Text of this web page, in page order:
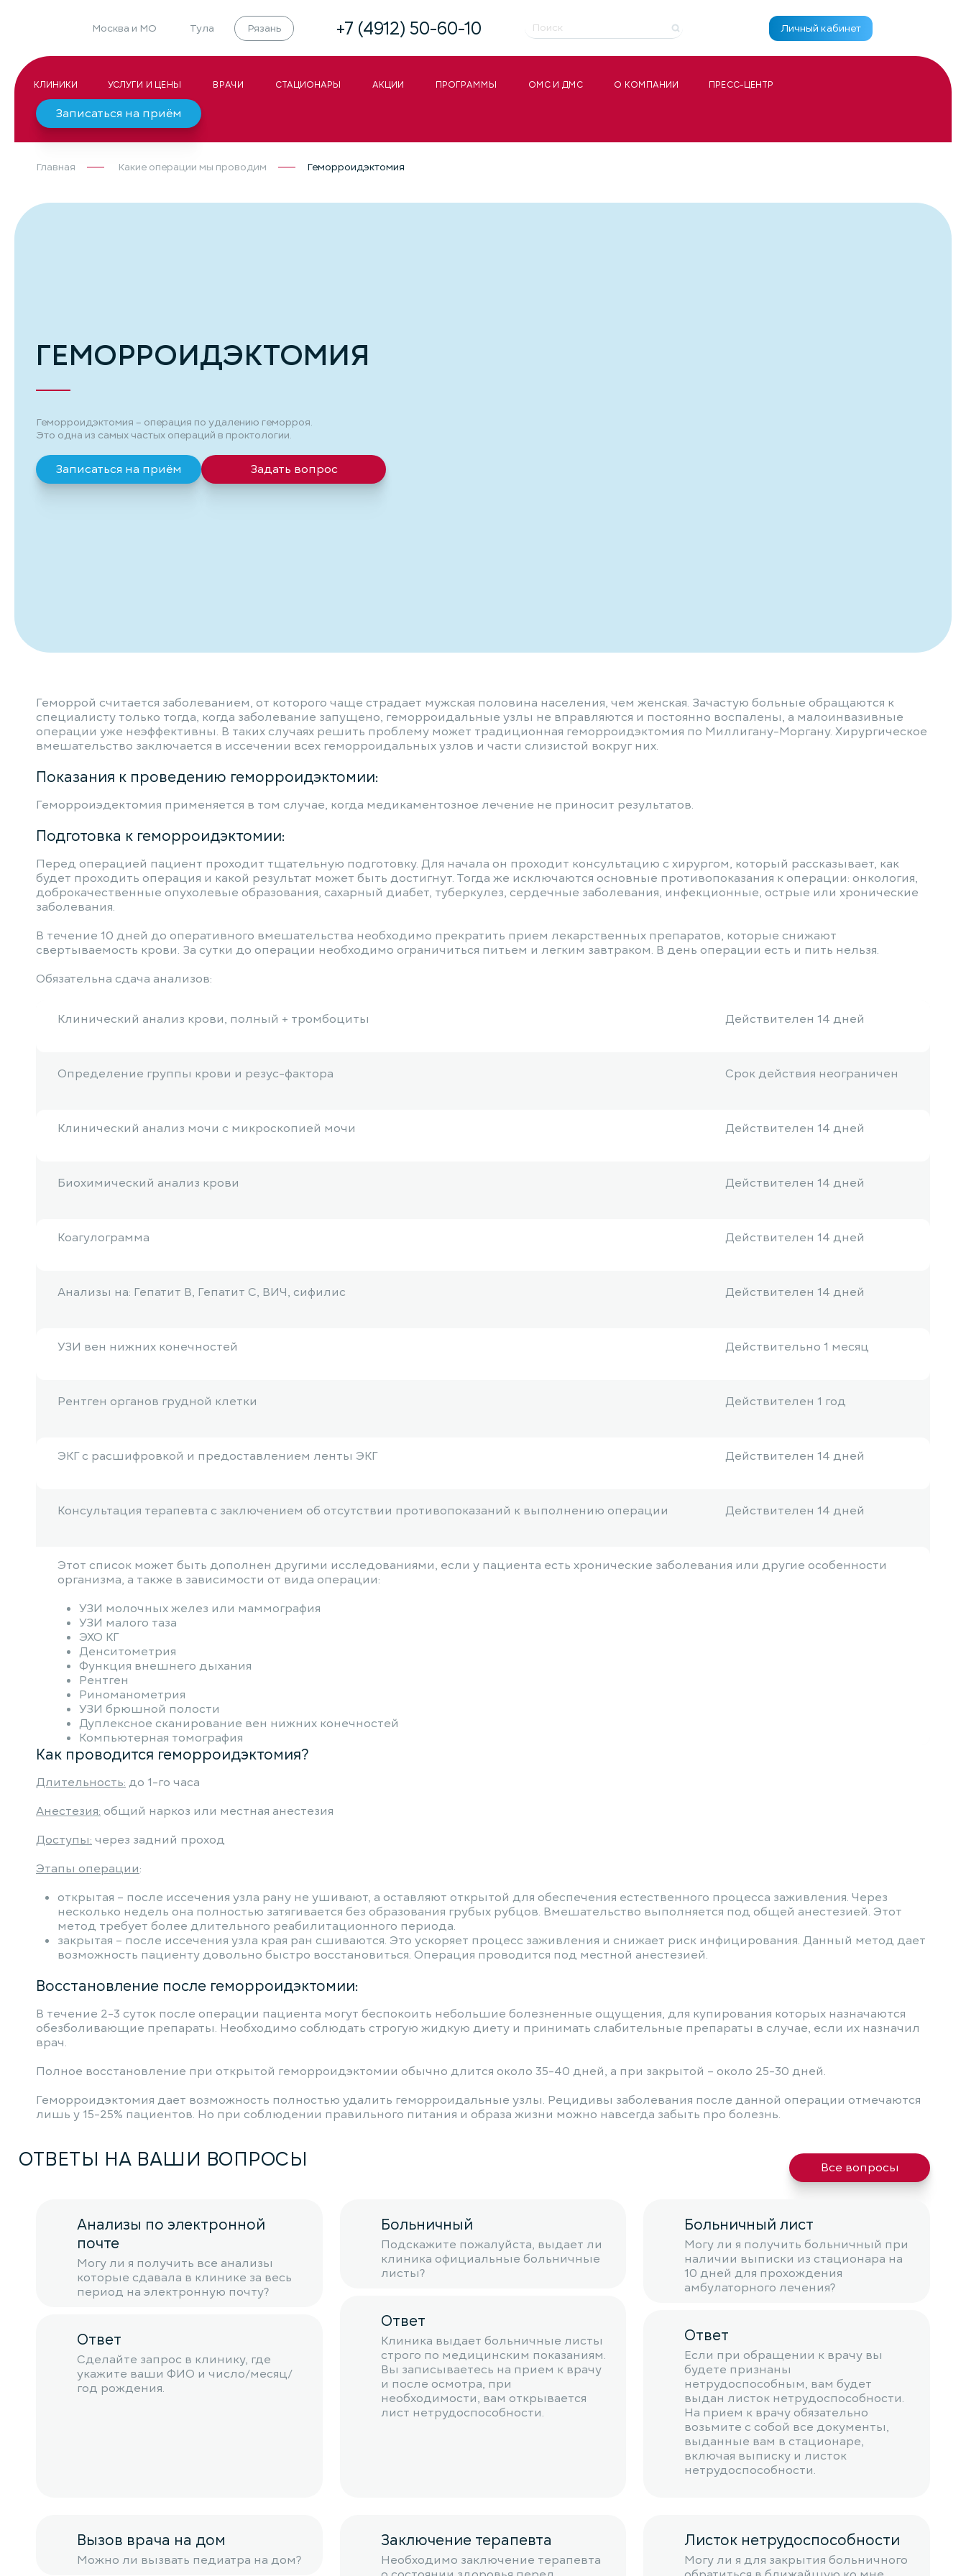
Москва и МО Тула Рязань +7 (4912) 50-60-10 Личный кабинет
КЛИНИКИ УСЛУГИ И ЦЕНЫ ВРАЧИ СТАЦИОНАРЫ АКЦИИ ПРОГРАММЫ ОМС И ДМС О КОМПАНИИ ПРЕСС-ЦЕНТР
Записаться на приём
Главная Какие операции мы проводим Геморроидэктомия
ГЕМОРРОИДЭКТОМИЯ
Геморроидэктомия – операция по удалению геморроя.
Это одна из самых частых операций в проктологии.
Записаться на приём Задать вопрос
Геморрой считается заболеванием, от которого чаще страдает мужская половина населения, чем женская. Зачастую больные обращаются к
специалисту только тогда, когда заболевание запущено, геморроидальные узлы не вправляются и постоянно воспалены, а малоинвазивные
операции уже неэффективны. В таких случаях решить проблему может традиционная геморроидэктомия по Миллигану-Моргану. Хирургическое
вмешательство заключается в иссечении всех геморроидальных узлов и части слизистой вокруг них.
Показания к проведению геморроидэктомии:
Геморроиэдектомия применяется в том случае, когда медикаментозное лечение не приносит результатов.
Подготовка к геморроидэктомии:
Перед операцией пациент проходит тщательную подготовку. Для начала он проходит консультацию с хирургом, который рассказывает, как
будет проходить операция и какой результат может быть достигнут. Тогда же исключаются основные противопоказания к операции: онкология,
доброкачественные опухолевые образования, сахарный диабет, туберкулез, сердечные заболевания, инфекционные, острые или хронические
заболевания.
В течение 10 дней до оперативного вмешательства необходимо прекратить прием лекарственных препаратов, которые снижают
свертываемость крови. За сутки до операции необходимо ограничиться питьем и легким завтраком. В день операции есть и пить нельзя.
Обязательна сдача анализов:
Клинический анализ крови, полный + тромбоциты Действителен 14 дней
Определение группы крови и резус-фактора Срок действия неограничен
Клинический анализ мочи с микроскопией мочи Действителен 14 дней
Биохимический анализ крови Действителен 14 дней
Коагулограмма Действителен 14 дней
Анализы на: Гепатит B, Гепатит С, ВИЧ, сифилис Действителен 14 дней
УЗИ вен нижних конечностей Действительно 1 месяц
Рентген органов грудной клетки Действителен 1 год
ЭКГ с расшифровкой и предоставлением ленты ЭКГ Действителен 14 дней
Консультация терапевта с заключением об отсутствии противопоказаний к выполнению операции Действителен 14 дней
Этот список может быть дополнен другими исследованиями, если у пациента есть хронические заболевания или другие особенности
организма, а также в зависимости от вида операции:
УЗИ молочных желез или маммография
УЗИ малого таза
ЭХО КГ
Денситометрия
Функция внешнего дыхания
Рентген
Риноманометрия
УЗИ брюшной полости
Дуплексное сканирование вен нижних конечностей
Компьютерная томография
Как проводится геморроидэктомия?
Длительность: до 1-го часа
Анестезия: общий наркоз или местная анестезия
Доступы: через задний проход
Этапы операции:
открытая – после иссечения узла рану не ушивают, а оставляют открытой для обеспечения естественного процесса заживления. Через
несколько недель она полностью затягивается без образования грубых рубцов. Вмешательство выполняется под общей анестезией. Этот
метод требует более длительного реабилитационного периода.
закрытая – после иссечения узла края ран сшиваются. Это ускоряет процесс заживления и снижает риск инфицирования. Данный метод дает
возможность пациенту довольно быстро восстановиться. Операция проводится под местной анестезией.
Восстановление после геморроидэктомии:
В течение 2-3 суток после операции пациента могут беспокоить небольшие болезненные ощущения, для купирования которых назначаются
обезболивающие препараты. Необходимо соблюдать строгую жидкую диету и принимать слабительные препараты в случае, если их назначил
врач.
Полное восстановление при открытой геморроидэктомии обычно длится около 35-40 дней, а при закрытой – около 25-30 дней.
Геморроидэктомия дает возможность полностью удалить геморроидальные узлы. Рецидивы заболевания после данной операции отмечаются
лишь у 15-25% пациентов. Но при соблюдении правильного питания и образа жизни можно навсегда забыть про болезнь.
ОТВЕТЫ НА ВАШИ ВОПРОСЫ Все вопросы
Анализы по электронной
почте
Могу ли я получить все анализы
которые сдавала в клинике за весь
период на электронную почту?
Ответ
Сделайте запрос в клинику, где
укажите ваши ФИО и число/месяц/
год рождения.
Больничный
Подскажите пожалуйста, выдает ли
клиника официальные больничные
листы?
Ответ
Клиника выдает больничные листы
строго по медицинским показаниям.
Вы записываетесь на прием к врачу
и после осмотра, при
необходимости, вам открывается
лист нетрудоспособности.
Больничный лист
Могу ли я получить больничный при
наличии выписки из стационара на
10 дней для прохождения
амбулаторного лечения?
Ответ
Если при обращении к врачу вы
будете признаны
нетрудоспособным, вам будет
выдан листок нетрудоспособности.
На прием к врачу обязательно
возьмите с собой все документы,
выданные вам в стационаре,
включая выписку и листок
нетрудоспособности.
Вызов врача на дом
Можно ли вызвать педиатра на дом?
Заключение терапевта
Необходимо заключение терапевта
Листок нетрудоспособности
Могу ли я для закрытия больничного